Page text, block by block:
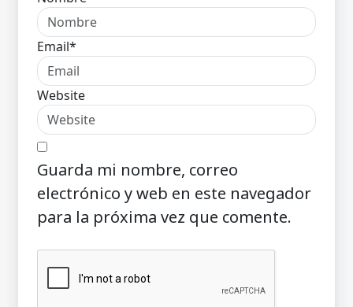
Email*
Website
Guarda mi nombre, correo
electrónico y web en este navegador
para la próxima vez que comente.